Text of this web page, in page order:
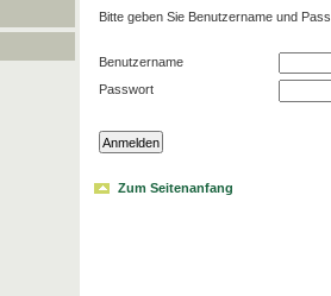
Bitte geben Sie Benutzername und
Benutzername
Passwort
Zum Seitenanfang